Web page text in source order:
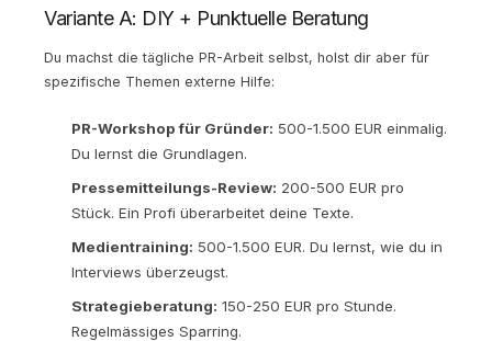
Variante A: DIY + Punktuelle Beratung
Du machst die tägliche PR-Arbeit selbst, holst dir aber für
spezifische Themen externe Hilfe:
PR-Workshop für Gründer: 500-1.500 EUR einmalig.
Du lernst die Grundlagen.
Pressemitteilungs-Review: 200-500 EUR pro
Stück. Ein Profi überarbeitet deine Texte.
Medientraining: 500-1.500 EUR. Du lernst, wie du in
Interviews überzeugst.
Strategieberatung: 150-250 EUR pro Stunde.
Regelmässiges Sparring.